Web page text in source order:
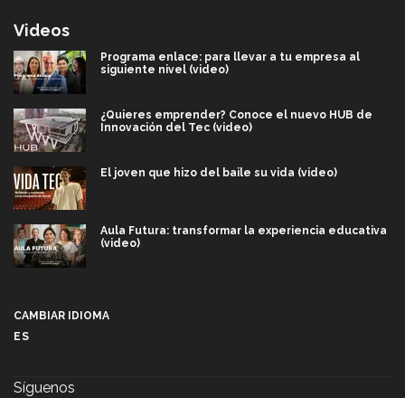
Videos
Programa enlace: para llevar a tu empresa al
siguiente nivel (video)
¿Quieres emprender? Conoce el nuevo HUB de
Innovación del Tec (video)
El joven que hizo del baile su vida (video)
Aula Futura: transformar la experiencia educativa
(video)
CAMBIAR IDIOMA
ES
Síguenos